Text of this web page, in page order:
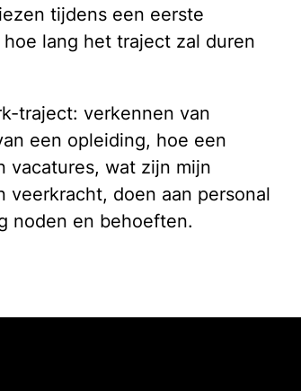
tijdens een eerste
lang het traject zal duren
traject: verkennen van
een opleiding, hoe een
vacatures, wat zijn mijn
doen aan personal
noden en behoeften.